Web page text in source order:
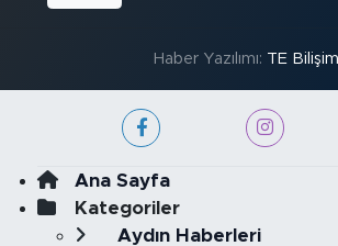
Haber Yazılımı: TE Bilişim
Ana Sayfa
Kategoriler
Aydın Haberleri